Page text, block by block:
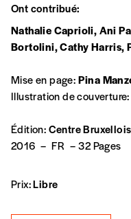
Vos
Prénom*
Nom*
Ont contribué:
Nathalie Caprioli,Ani
Bortolini,Cathy Harris,
Mise en page:Pina
Illustration de
Édition:Centre
2016 – FR – 32 Pages
Prix:Libre